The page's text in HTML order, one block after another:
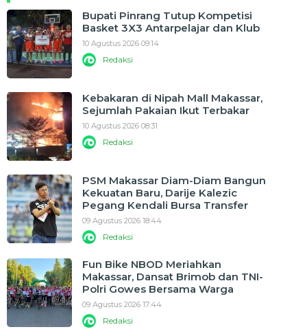
Bupati Pinrang Tutup Kompetisi
Basket 3X3 Antarpelajar dan Klub
10 Agustus 2026 09:14
Redaksi
Kebakaran di Nipah Mall Makassar,
Sejumlah Pakaian Ikut Terbakar
10 Agustus 2026 08:31
Redaksi
PSM Makassar Diam-Diam Bangun
Kekuatan Baru, Darije Kalezic
Pegang Kendali Bursa Transfer
09 Agustus 2026 18:44
Redaksi
Fun Bike NBOD Meriahkan
Makassar, Dansat Brimob dan TNI-
Polri Gowes Bersama Warga
09 Agustus 2026 17:44
Redaksi